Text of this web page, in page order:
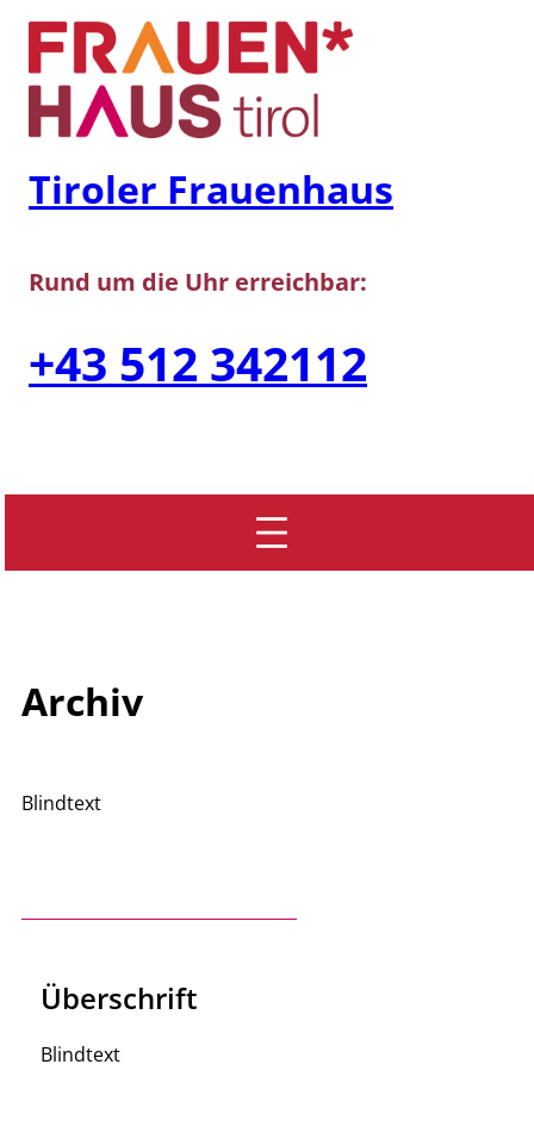
Zum
Inhalt
springen
Tiroler Frauenhaus
Rund um die Uhr erreichbar:
+43 512 342112
Archiv
Blindtext
Überschrift
Blindtext